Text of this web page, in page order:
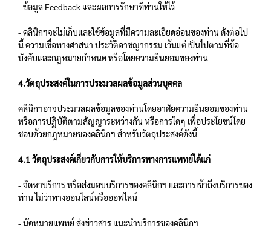
- ข้อมูล Feedback และผลการรักษาที่ท่านให้ไว้
- คลินิกฯจะไม่เก็บและใช้ข้อมูลที่มีความละเอียดอ่อนของท่าน ดังต่อไป
นี้ ความเชื่อทางศาสนา ประวัติอาชญากรรม เว้นแต่เป็นไปตามที่ข้อ
บังคับและกฎหมายกำหนด หรือโดยความยินยอมของท่าน
4.วัตถุประสงค์ในการประมวลผลข้อมูลส่วนบุคคล
คลินิกฯอาจประมวลผลข้อมูลของท่านโดยอาศัยความยินยอมของท่าน
หรือการปฏิบัติตามสัญญาระหว่างกัน หรือการใดๆ เพื่อประโยชน์โดย
ชอบด้วยกฎหมายของคลินิกฯ สำหรับวัตถุประสงค์ดังนี้
4.1 วัตถุประสงค์เกี่ยวกับการให้บริการทางการแพทย์ได้แก่
- จัดหาบริการ หรือส่งมอบบริการของคลินิกฯ และการเข้าถึงบริการของ
ท่าน ไม่ว่าทางออนไลน์หรือออฟไลน์
- นัดหมายแพทย์ ส่งข่าวสาร แนะนำบริการของคลินิกฯ